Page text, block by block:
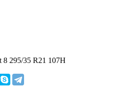
8 295/35 R21 107H